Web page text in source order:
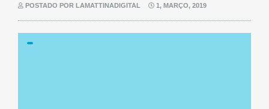
POSTADO POR LAMATTINADIGITAL 1, MARÇO, 2019